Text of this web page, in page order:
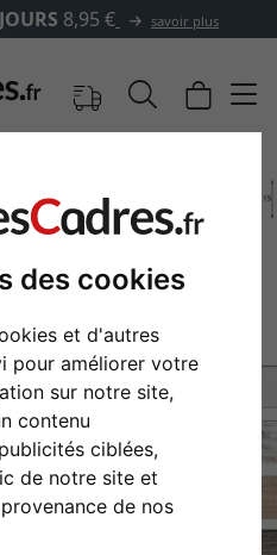
des cookies
et d'autres
pour améliorer votre
sur notre site,
contenu
ciblées,
de notre site et
de nos
8,95 € savoir plus